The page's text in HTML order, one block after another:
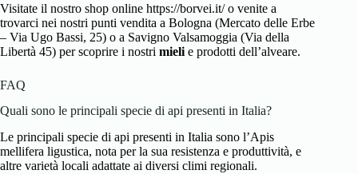
Visitate il nostro shop online https://borvei.it/ o venite a
trovarci nei nostri punti vendita a Bologna (Mercato delle Erbe
– Via Ugo Bassi, 25) o a Savigno Valsamoggia (Via della
Libertà 45) per scoprire i nostri mieli e prodotti dell’alveare.
FAQ
Quali sono le principali specie di api presenti in Italia?
Le principali specie di api presenti in Italia sono l’Apis
mellifera ligustica, nota per la sua resistenza e produttività, e
altre varietà locali adattate ai diversi climi regionali.